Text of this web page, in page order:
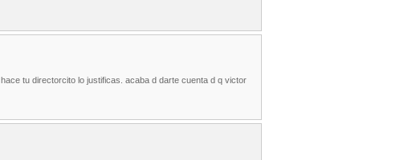
tu directorcito lo justificas. acaba d darte cuenta d q victor